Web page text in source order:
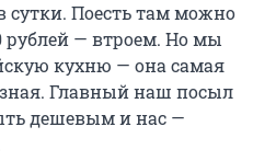
сутки. Поесть там можно
рублей — втроем. Но мы
кухню — она самая
Главный наш посыл
дешевым и нас —